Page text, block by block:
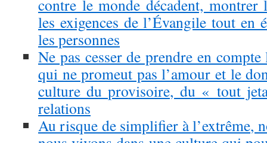
contre le monde décadent,
les exigences de l’Évangile tout en
les personnes
Ne pas cesser de prendre en
qui ne promeut pas l’amour et le
culture du provisoire, du « tout
relations
Au risque de simplifier à l’extrême,